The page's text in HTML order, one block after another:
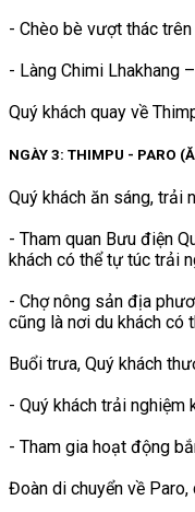
- Chèo bè vượt thác
- Làng Chimi Lhakhang
Quý khách quay về
NGÀY 3: THIMPU - PARO
Quý khách ăn sáng, trải
- Tham quan Bưu điện
khách có thể tự túc trải
- Chợ nông sản địa
cũng là nơi du khách có
Buổi trưa, Quý khách
- Quý khách trải nghiệm
- Tham gia hoạt động
Đoàn di chuyển về